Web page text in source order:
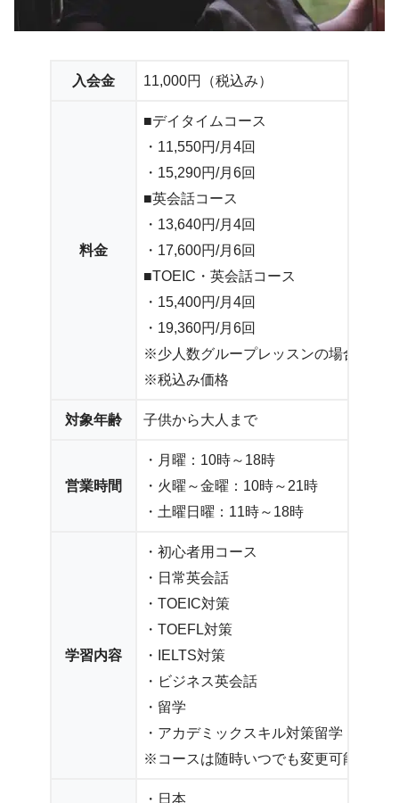
入会金 11,000円（税込み）
料金
■デイタイムコース
・11,550円/月4回
・15,290円/月6回
■英会話コース
・13,640円/月4回
・17,600円/月6回
■TOEIC・英会話コース
・15,400円/月4回
・19,360円/月6回
※少人数グループレッスンの場合
※税込み価格
対象年齢 子供から大人まで
営業時間
・月曜：10時～18時
・火曜～金曜：10時～21時
・土曜日曜：11時～18時
学習内容
・初心者用コース
・日常英会話
・TOEIC対策
・TOEFL対策
・IELTS対策
・ビジネス英会話
・留学
・アカデミックスキル対策留学
※コースは随時いつでも変更可能
・日本